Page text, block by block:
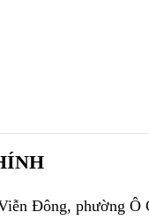
Đông, phường Ô